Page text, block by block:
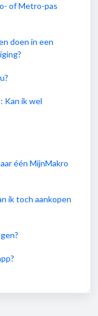
of Metro-pas
doen in een
Kan ik wel
één MijnMakro
ik toch aankopen